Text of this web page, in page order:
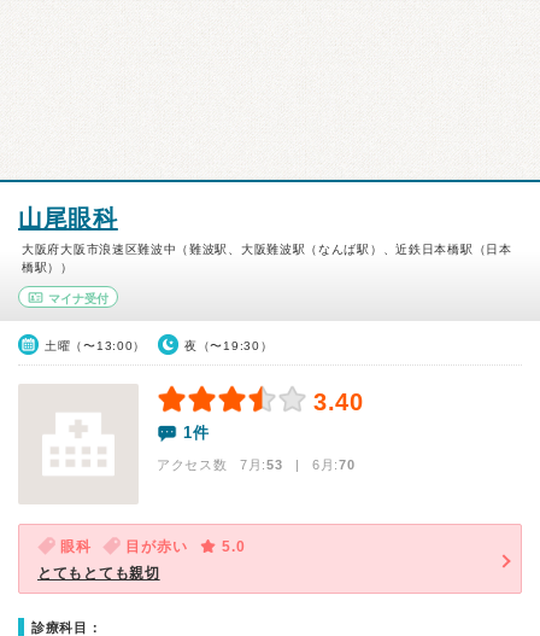
山尾眼科
大阪府大阪市浪速区難波中（難波駅、大阪難波駅（なんば駅）、近鉄日本橋駅（日本
橋駅））
マイナ受付
土曜（〜13:00） 夜（〜19:30）
3.40
1件
アクセス数 7月:53 | 6月:70
眼科 目が赤い
5.0
とてもとても親切
診療科目：